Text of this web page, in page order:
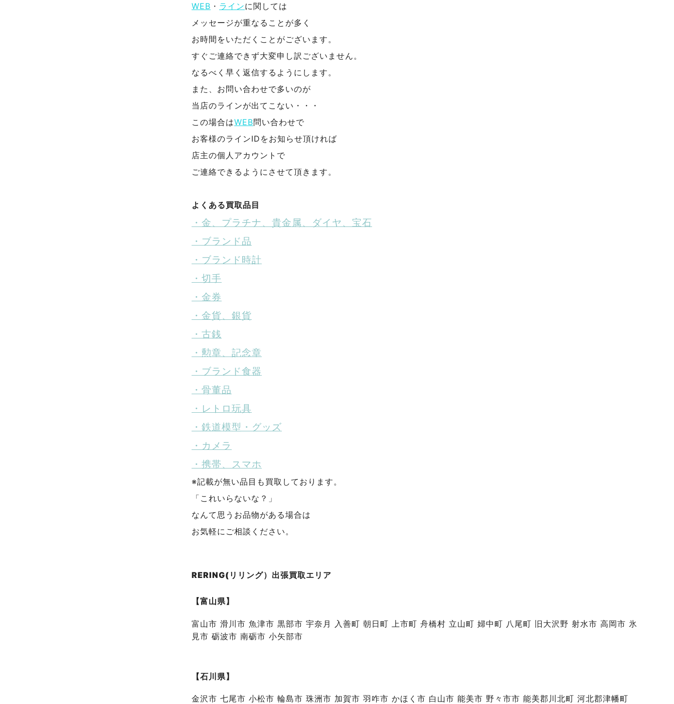
WEB ・ ラインに関しては
メッセージが重なることが多く
お時間をいただくことがございます。
すぐご連絡できず大変申し訳ございません。
なるべく早く返信するようにします。
また、お問い合わせで多いのが
当店のラインが出てこない・・・
この場合はWEB問い合わせで
お客様のラインIDをお知らせ頂ければ
店主の個人アカウントで
ご連絡できるようにさせて頂きます。
よくある買取品目
・金、プラチナ、貴金属、ダイヤ、宝石
・ブランド品
・ブランド時計
・切手
・金券
・金貨、銀貨
・古銭
・勲章、記念章
・ブランド食器
・骨董品
・レトロ玩具
・鉄道模型・グッズ
・カメラ
・携帯、スマホ
※記載が無い品目も買取しております。
「これいらないな？」
なんて思うお品物がある場合は
お気軽にご相談ください。
RERING(リリング）出張買取エリア
【富山県】
富山市 滑川市 魚津市 黒部市 宇奈月 入善町 朝日町 上市町 舟橋村 立山町 婦中町 八尾町 旧大沢野 射水市 高岡市 氷
見市 砺波市 南砺市 小矢部市
【石川県】
金沢市 七尾市 小松市 輪島市 珠洲市 加賀市 羽咋市 かほく市 白山市 能美市 野々市市 能美郡川北町 河北郡津幡町